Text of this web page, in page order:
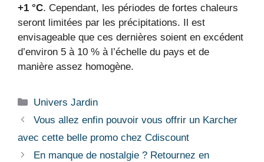
+1 °C. Cependant, les périodes de fortes chaleurs
seront limitées par les précipitations. Il est
envisageable que ces dernières soient en excédent
d’environ 5 à 10 % à l’échelle du pays et de
manière assez homogène.
Catégories
Univers Jardin
Vous allez enfin pouvoir vous offrir un Karcher
avec cette belle promo chez Cdiscount
En manque de nostalgie ? Retournez en